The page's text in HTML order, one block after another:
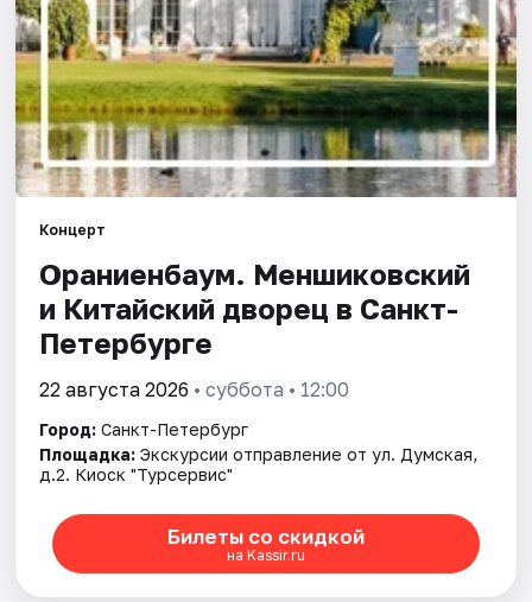
Концерт
Ораниенбаум. Меншиковский
и Китайский дворец в Санкт-
Петербурге
22 августа 2026 • суббота • 12:00
Город: Санкт-Петербург
Площадка: Экскурсии отправление от ул. Думская,
д.2. Киоск "Турсервис"
Билеты со скидкой
на Kassir.ru